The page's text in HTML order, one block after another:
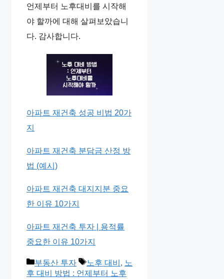
언제부터 노후대비를 시작해
야 할까에 대해 살펴보았습니
다. 감사합니다.
아파트 재건축 성공 비법 20가
지
아파트 재건축 분담금 산정 방
법 (예시)
아파트 재건축 대지지분 중요
한 이유 10가지
아파트 재건축 투자 | 용적률
중요한 이유 10가지
Categories
부동산 투자 Tags
노후 대비 , 노
후 대비 방법 : 언제부터 노후